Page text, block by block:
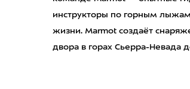
инструкторы по горным
жизни. Marmot создаёт
двора в горах Сьерра-Невада